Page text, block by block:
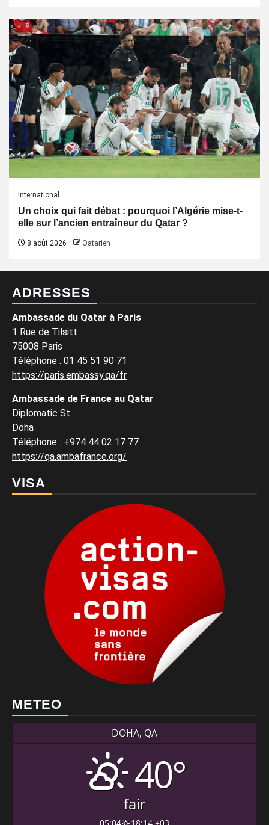
International
Un choix qui fait débat : pourquoi l’Algérie mise-t-
elle sur l’ancien entraîneur du Qatar ?
8 août 2026 Qatarien
ADRESSES
Ambassade du Qatar à Paris
1 Rue de Tilsitt
75008 Paris
Téléphone : 01 45 51 90 71
https://paris.embassy.qa/fr
Ambassade de France au Qatar
Diplomatic St
Doha
Téléphone : +974 44 02 17 77
https://qa.ambafrance.org/
VISA
METEO
DOHA, QA
40°
fair
05:04 18:14 +03